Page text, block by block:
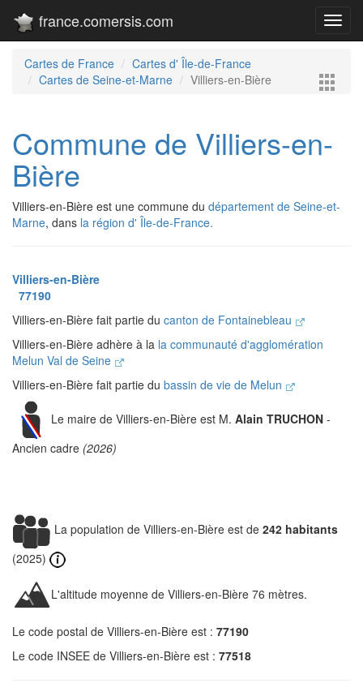
france.comersis.com
Cartes de France
Cartes d' Île-de-France
Cartes de Seine-et-Marne
Villiers-en-Bière
Commune de Villiers-en-
Bière
Villiers-en-Bière est une commune du département de Seine-et-
Marne, dans la région d' Île-de-France.
Villiers-en-Bière
77190
Villiers-en-Bière fait partie du canton de Fontainebleau
Villiers-en-Bière adhère à la la communauté d'agglomération
Melun Val de Seine
Villiers-en-Bière fait partie du bassin de vie de Melun
Le maire de Villiers-en-Bière est M. Alain TRUCHON -
Ancien cadre (2026)
La population de Villiers-en-Bière est de 242 habitants
(2025)
L'altitude moyenne de Villiers-en-Bière 76 mètres.
Le code postal de Villiers-en-Bière est : 77190
Le code INSEE de Villiers-en-Bière est : 77518